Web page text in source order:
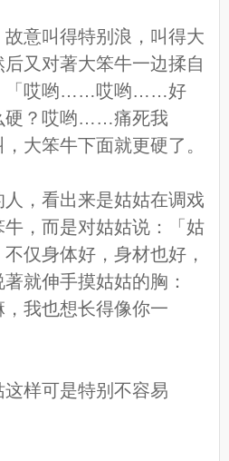
意叫得特别浪，叫得大
又对著大笨牛一边揉自
「哎哟……哎哟……好
？哎哟……痛死我
大笨牛下面就更硬了。
，看出来是姑姑在调戏
，而是对姑姑说：「姑
仅身体好，身材也好，
就伸手摸姑姑的胸：
，我也想长得像你一
这样可是特别不容易